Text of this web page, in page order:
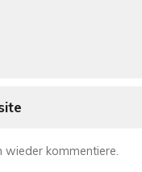
wieder kommentiere.